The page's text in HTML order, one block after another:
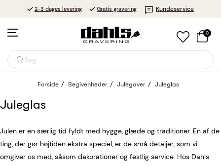
2-3 dages levering Gratis gravering Kundeservice
Søg
0
Forside Begivenheder Julegaver Juleglas
Juleglas
Julen er en særlig tid fyldt med hygge, glæde og traditioner. En af de
ting, der gør højtiden ekstra speciel, er de små detaljer, som vi
omgiver os med, såsom dekorationer og festlig service. Hos Dahls